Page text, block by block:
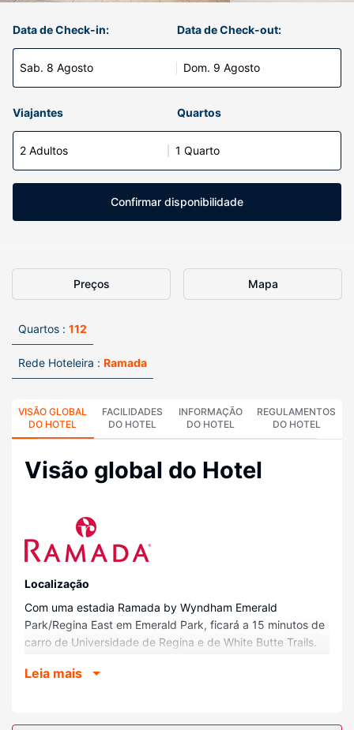
Data de Check-in:
Sab. 8 Agosto
Data de Check-out:
Dom. 9 Agosto
Viajantes Quartos
2 Adultos 1 Quarto
Confirmar disponibilidade
Preços Mapa
Quartos : 112
Rede Hoteleira : Ramada
VISÃO GLOBAL
DO HOTEL
FACILIDADES
DO HOTEL
INFORMAÇÃO
DO HOTEL
REGULAMENTOS
DO HOTEL
Visão global do Hotel
Localização
Com uma estadia Ramada by Wyndham Emerald
Park/Regina East em Emerald Park, ficará a 15 minutos de
carro de Universidade de Regina e de White Butte Trails.
Taylor Field e a 20,7 km (12,9 mi) de Centro Patrimonial
Leia mais